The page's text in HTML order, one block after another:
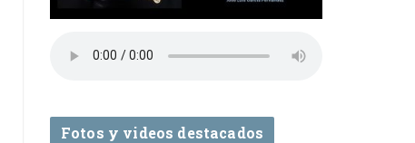
Fotos y videos destacados